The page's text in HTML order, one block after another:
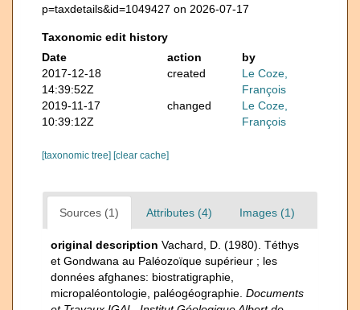
p=taxdetails&id=1049427 on 2026-07-17
Taxonomic edit history
Date
action
by
2017-12-18
14:39:52Z
created
Le Coze,
François
2019-11-17
10:39:12Z
changed
Le Coze,
François
[taxonomic tree] [clear cache]
Sources (1) Attributes (4) Images (1)
original description Vachard, D. (1980). Téthys
et Gondwana au Paléozoïque supérieur ; les
données afghanes: biostratigraphie,
micropaléontologie, paléogéographie. Documents